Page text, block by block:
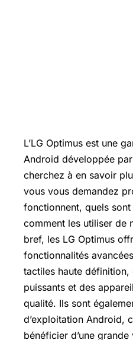
L’LG Optimus est une
Android développée
cherchez à en savoir
vous vous demandez
fonctionnent, quels
comment les utiliser de
bref, les LG Optimus
fonctionnalités
tactiles haute définition,
puissants et des
qualité. Ils sont
d’exploitation Android,
bénéficier d’une